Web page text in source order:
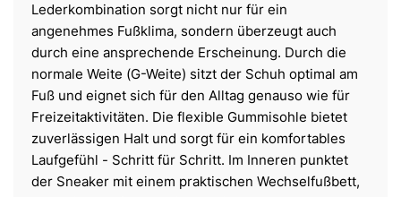
Lederkombination sorgt nicht nur für ein
angenehmes Fußklima, sondern überzeugt auch
durch eine ansprechende Erscheinung. Durch die
normale Weite (G-Weite) sitzt der Schuh optimal am
Fuß und eignet sich für den Alltag genauso wie für
Freizeitaktivitäten. Die flexible Gummisohle bietet
zuverlässigen Halt und sorgt für ein komfortables
Laufgefühl - Schritt für Schritt. Im Inneren punktet
der Sneaker mit einem praktischen Wechselfußbett,